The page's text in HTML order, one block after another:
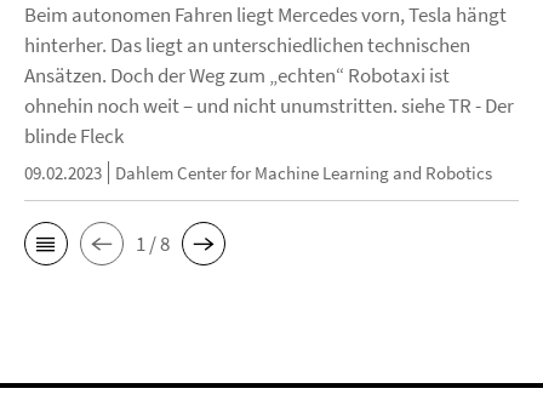
Beim autonomen Fahren liegt Mercedes vorn, Tesla hängt
hinterher. Das liegt an unterschiedlichen technischen
Ansätzen. Doch der Weg zum „echten“ Robotaxi ist
ohnehin noch weit – und nicht unumstritten. siehe TR - Der
blinde Fleck
09.02.2023 Dahlem Center for Machine Learning and Robotics
1 / 8